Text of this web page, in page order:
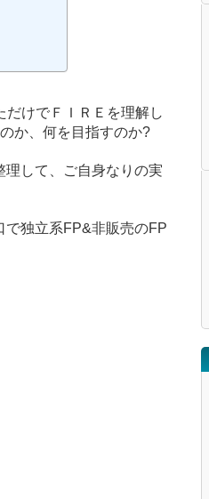
けでＦＩＲＥを理解し
か、何を目指すのか?
して、ご自身なりの実
で独立系FP&非販売のFP